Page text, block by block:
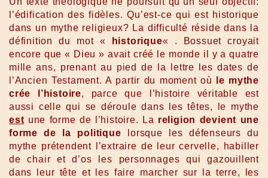
l’édification des fidèles. Qu’est-ce qui est historique
dans un mythe religieux? La difficulté réside dans la
définition du mot «
historique« . Bossuet croyait
encore que « Dieu » avait créé le monde il y a quatre
mille ans, prenant au pied de la lettre les dates de
l’Ancien Testament. A partir du moment où
le mythe
crée l’histoire, parce que l’histoire véritable est
aussi celle qui se déroule dans les têtes, le mythe
est une forme de l’histoire. La religion devient une
forme de la politique
lorsque les défenseurs du
mythe prétendent l’extraire de leur cervelle, habiller
de chair et d’os les personnages qui gazouillent
dans leur tête et les faire marcher sur la terre, les